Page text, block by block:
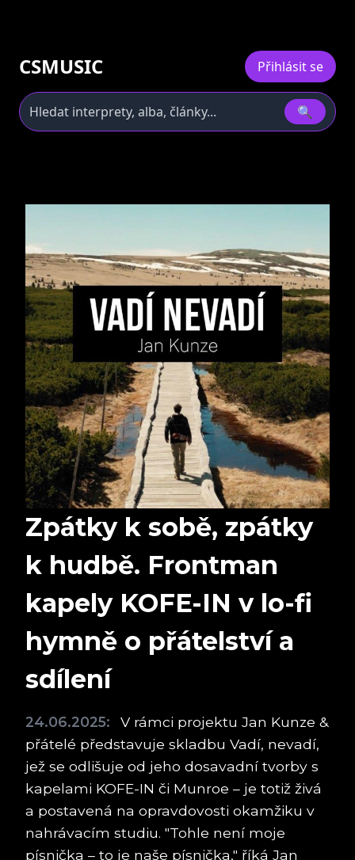
CSMUSIC Přihlásit se
🔍
Zpátky k sobě, zpátky
k hudbě. Frontman
kapely KOFE-IN v lo-fi
hymně o přátelství a
sdílení
24.06.2025:
V rámci projektu Jan Kunze &
přátelé představuje skladbu Vadí, nevadí,
jež se odlišuje od jeho dosavadní tvorby s
kapelami KOFE-IN či Munroe – je totiž živá
a postavená na opravdovosti okamžiku v
nahrávacím studiu. "Tohle není moje
písnička – to je naše písnička," říká Jan